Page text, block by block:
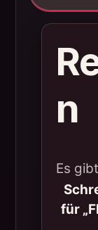
n
Es
für